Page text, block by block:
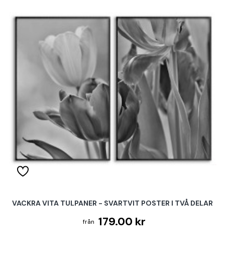
VACKRA VITA TULPANER - SVARTVIT POSTER I TVÅ DELAR
179.00 kr